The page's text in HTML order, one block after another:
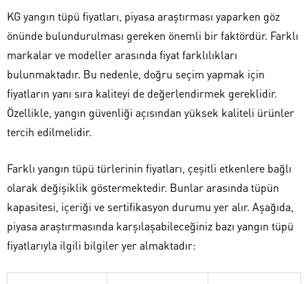
KG yangın tüpü fiyatları, piyasa araştırması yaparken göz
önünde bulundurulması gereken önemli bir faktördür. Farklı
markalar ve modeller arasında fiyat farklılıkları
bulunmaktadır. Bu nedenle, doğru seçim yapmak için
fiyatların yanı sıra kaliteyi de değerlendirmek gereklidir.
Özellikle, yangın güvenliği açısından yüksek kaliteli ürünler
tercih edilmelidir.
Farklı yangın tüpü türlerinin fiyatları, çeşitli etkenlere bağlı
olarak değişiklik göstermektedir. Bunlar arasında tüpün
kapasitesi, içeriği ve sertifikasyon durumu yer alır. Aşağıda,
piyasa araştırmasında karşılaşabileceğiniz bazı yangın tüpü
fiyatlarıyla ilgili bilgiler yer almaktadır: